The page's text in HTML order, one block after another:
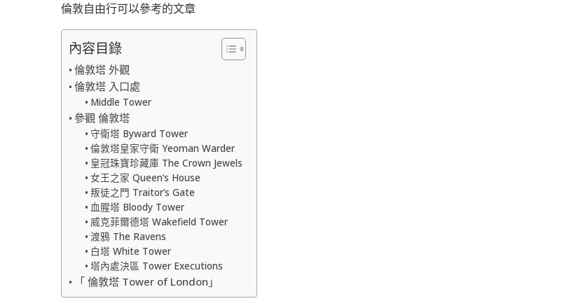
倫敦自由行可以參考的文章
內容目錄
倫敦塔 外觀
倫敦塔 入口處
Middle Tower
參觀 倫敦塔
守衛塔 Byward Tower
倫敦塔皇家守衛 Yeoman Warder
皇冠珠寶珍藏庫 The Crown Jewels
女王之家 Queen’s House
叛徒之門 Traitor’s Gate
血腥塔 Bloody Tower
威克菲爾德塔 Wakefield Tower
渡鴉 The Ravens
白塔 White Tower
塔內處決區 Tower Executions
「 倫敦塔 Tower of London」